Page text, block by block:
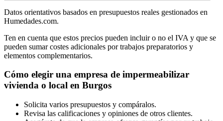
Datos orientativos basados en presupuestos reales gestionados en
Humedades.com.
Ten en cuenta que estos precios pueden incluir o no el IVA y que se
pueden sumar costes adicionales por trabajos preparatorios y
elementos complementarios.
Cómo elegir una empresa de impermeabilizar
vivienda o local en Burgos
Solicita varios presupuestos y compáralos.
Revisa las calificaciones y opiniones de otros clientes.